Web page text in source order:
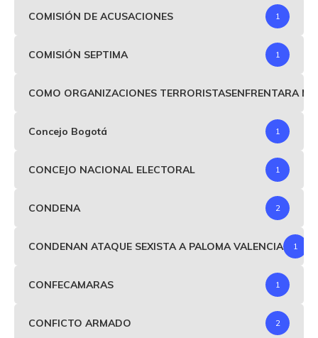
COMISIÓN DE ACUSACIONES 1
COMISIÓN SEPTIMA 1
COMO ORGANIZACIONES TERRORISTASENFRENTARA
Concejo Bogotá 1
CONCEJO NACIONAL ELECTORAL 1
CONDENA 2
CONDENAN ATAQUE SEXISTA A PALOMA VALENCIA 1
CONFECAMARAS 1
CONFICTO ARMADO 2